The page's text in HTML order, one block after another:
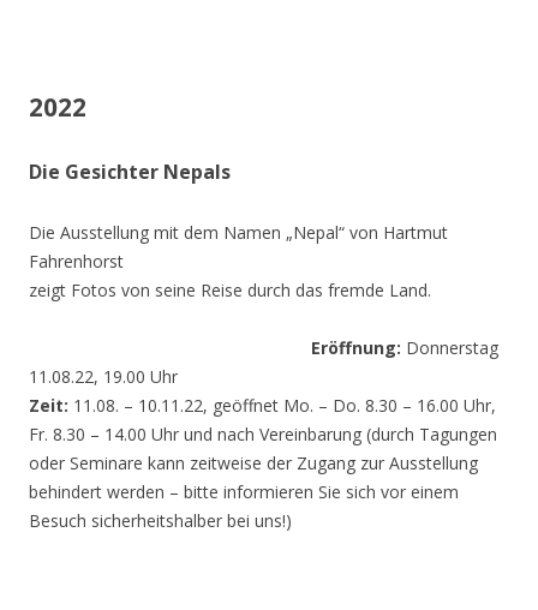
2022
Die Gesichter Nepals
Die Ausstellung mit dem Namen „Nepal“ von Hartmut
Fahrenhorst
zeigt Fotos von seine Reise durch das fremde Land.
Eröffnung: Donnerstag
11.08.22, 19.00 Uhr
Zeit: 11.08. – 10.11.22, geöffnet Mo. – Do. 8.30 – 16.00 Uhr,
Fr. 8.30 – 14.00 Uhr und nach Vereinbarung (durch Tagungen
oder Seminare kann zeitweise der Zugang zur Ausstellung
behindert werden – bitte informieren Sie sich vor einem
Besuch sicherheitshalber bei uns!)